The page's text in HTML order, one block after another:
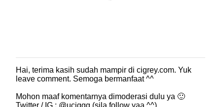
P
o
t
Hai, terima kasih sudah mampir di cigrey.com. Yuk
leave comment. Semoga bermanfaat ^^
Mohon maaf komentarnya dimoderasi dulu ya 🙂
Twitter / IG : @uciggg (sila follow yaa ^^)